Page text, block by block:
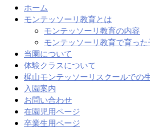
ホーム
モンテッソーリ教育とは
モンテッソーリ教育の内容
モンテッソーリ教育で育っ
当園について
体験クラスについて
梶山モンテッソーリスクールでの
入園案内
お問い合わせ
在園児用ページ
卒業生用ページ